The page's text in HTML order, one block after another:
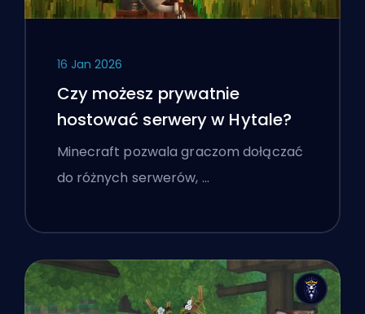
16 Jan 2026
Czy możesz prywatnie
hostować serwery w Hytale?
Minecraft pozwala graczom dołączać
do różnych serwerów, …